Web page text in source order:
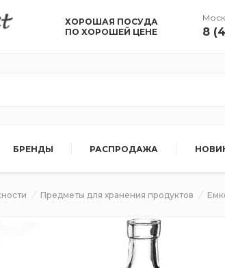
ХОРОШАЯ ПОСУДА
ПО ХОРОШЕЙ ЦЕНЕ
8
БРЕНДЫ РАСПРОДАЖА
Предметы для хранения продуктов